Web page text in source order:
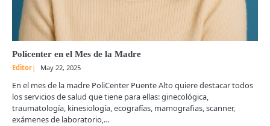
Policenter en el Mes de la Madre
Editor May 22, 2025
En el mes de la madre PoliCenter Puente Alto quiere destacar todos
los servicios de salud que tiene para ellas: ginecológica,
traumatología, kinesiología, ecografías, mamografias, scanner,
exámenes de laboratorio,…